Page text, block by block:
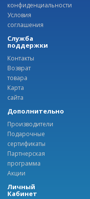
конфиденциальности
Условия
соглашения
Служба
поддержки
Контакты
Возврат
товара
Карта
сайта
Дополнительно
Производители
Подарочные
сертификаты
Партнерская
программа
Акции
Личный
Кабинет